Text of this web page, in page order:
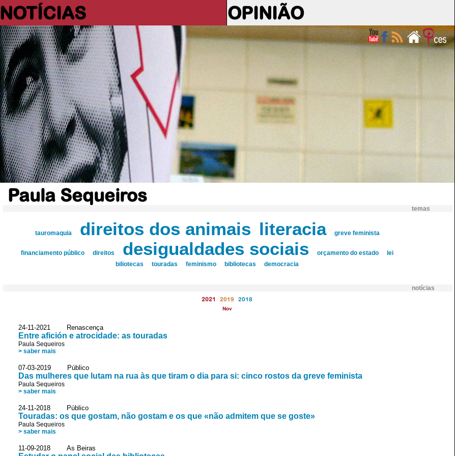
NOTÍCIAS OPINIÃO
Paula Sequeiros
temas
tauromaquia direitos dos animais literacia greve feminista
financiamento público direitos desigualdades sociais orçamento do estado
lei
biliotecas
touradas feminismo bibliotecas democracia
notícias
2021 2019 2018
Nov
24-11-2021 Renascença
Entre afición e atrocidade: as touradas
Paula Sequeiros
> saber mais
07-03-2019 Público
Das mulheres que lutam na rua às que tiram o dia para si: cinco rostos da greve feminista
Paula Sequeiros
> saber mais
24-11-2018 Público
Touradas: os que gostam, não gostam e os que «não admitem que se goste»
Paula Sequeiros
> saber mais
11-09-2018 As Beiras